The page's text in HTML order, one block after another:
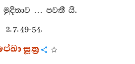
මුදිතාව … පවතී යි.
2. 7. 49-54.
සූත්‍ර